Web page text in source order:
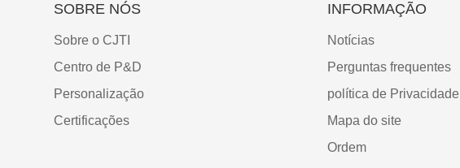
SOBRE NÓS
Sobre o CJTI
Centro de P&D
Personalização
Certificações
INFORMAÇÃO
Notícias
Perguntas frequentes
política de Privacidade
Mapa do site
Ordem